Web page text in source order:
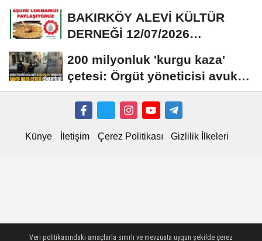
Hapis Talebi
BAKIRKÖY ALEVİ KÜLTÜR
DERNEĞİ 12/07/2026
DAVETİNE...
200 milyonluk 'kurgu kaza'
çetesi: Örgüt yöneticisi avukat
çıktı
Künye İletişim Çerez Politikası Gizlilik İlkeleri
Veri politikasındaki amaçlarla sınırlı ve mevzuata uygun şekilde çerez